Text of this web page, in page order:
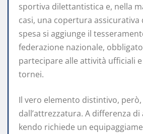
sportiva dilettantistica e, nella
casi, una copertura assicurativa
spesa si aggiunge il
federazione nazionale,
partecipare alle attività ufficiali
tornei.
Il vero elemento distintivo,
dall’attrezzatura. A differenza
kendo richiede un